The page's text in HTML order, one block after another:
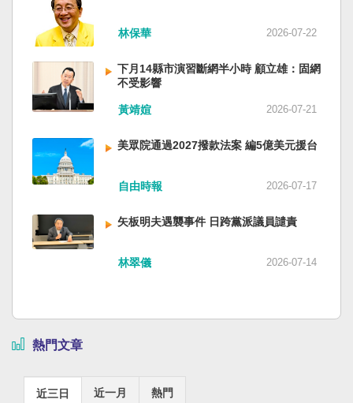
林保華 2026-07-22
下月14縣市演習斷網半小時 顧立雄：固網
不受影響
黃靖媗 2026-07-21
美眾院通過2027撥款法案 編5億美元援台
自由時報 2026-07-17
矢板明夫遇襲事件 日跨黨派議員譴責
林翠儀 2026-07-14
熱門文章
近三日 近一月 熱門